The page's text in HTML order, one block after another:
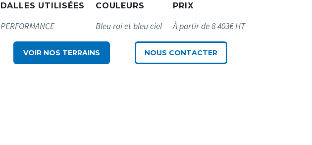
DALLES UTILISÉES
PERFORMANCE
COULEURS
Bleu roi et bleu ciel
PRIX
À partir de 8 403€ HT
VOIR NOS TERRAINS NOUS CONTACTER